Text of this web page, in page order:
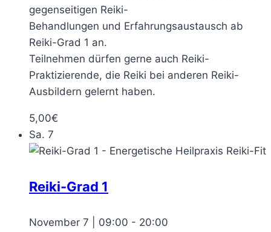
gegenseitigen Reiki-
Behandlungen und Erfahrungsaustausch ab
Reiki-Grad 1 an.
Teilnehmen dürfen gerne auch Reiki-
Praktizierende, die Reiki bei anderen Reiki-
Ausbildern gelernt haben.
5,00€
Sa. 7
Reiki-Grad 1
November 7 | 09:00 - 20:00